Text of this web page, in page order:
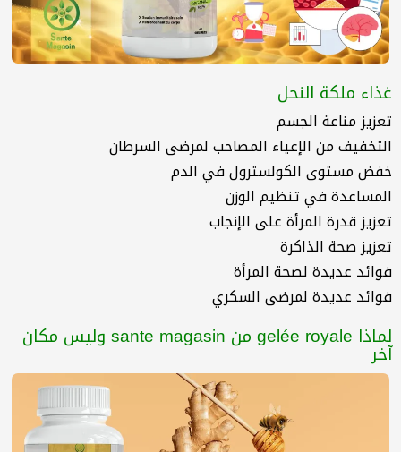
غذاء ملكة النحل
تعزيز مناعة الجسم
التخفيف من الإعياء المصاحب لمرضى السرطان
خفض مستوى الكولسترول في الدم
المساعدة في تنظيم الوزن
تعزيز قدرة المرأة على الإنجاب
تعزيز صحة الذاكرة
فوائد عديدة لصحة المرأة
فوائد عديدة لمرضى السكري
لماذا gelée royale من sante magasin وليس مكان
آخر